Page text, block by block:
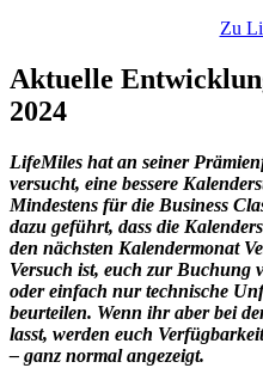
Zu
Aktuelle
2024
LifeMiles hat an seiner
versucht, eine bessere
Mindestens für die Business
dazu geführt, dass die
den nächsten Kalendermonat
Versuch ist, euch zur Buchung
oder einfach nur technische
beurteilen. Wenn ihr aber bei
lasst, werden euch
– ganz normal angezeigt.